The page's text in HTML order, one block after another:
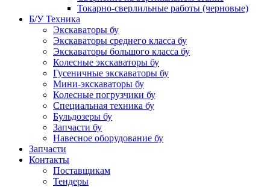
Токарно-сверлильные работы (черновые)
Б/У Техника
Экскаваторы бу
Экскаваторы среднего класса бу
Экскаваторы большого класса бу
Колесные экскаваторы бу
Гусеничные экскаваторы бу
Мини-экскаваторы бу
Колесные погрузчики бу
Специальная техника бу
Бульдозеры бу
Запчасти бу
Навесное оборудование бу
Запчасти
Контакты
Поставщикам
Тендеры